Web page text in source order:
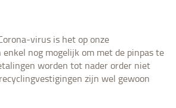
virus is het op onze
nog mogelijk om met de pinpas te
worden tot nader order niet
zijn wel gewoon